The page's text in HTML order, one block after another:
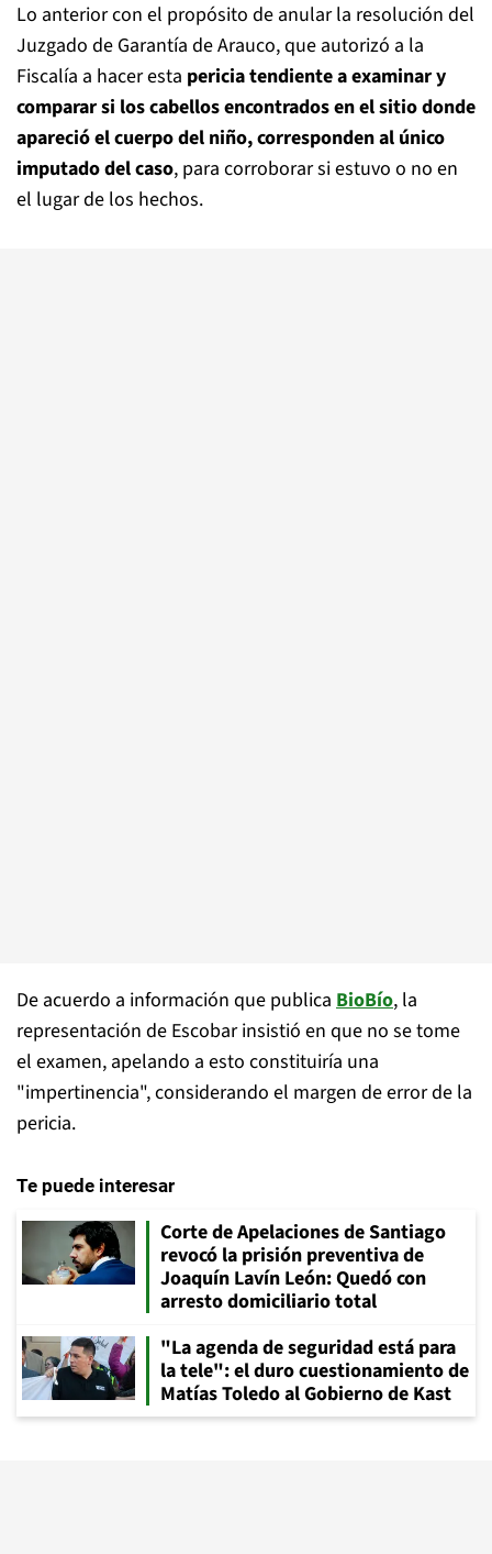
Lo anterior con el propósito de anular la resolución del
Juzgado de Garantía de Arauco, que autorizó a la
Fiscalía a hacer esta pericia tendiente a examinar y
comparar si los cabellos encontrados en el sitio donde
apareció el cuerpo del niño, corresponden al único
imputado del caso, para corroborar si estuvo o no en
el lugar de los hechos.
De acuerdo a información que publica BioBío, la
representación de Escobar insistió en que no se tome
el examen, apelando a esto constituiría una
"impertinencia", considerando el margen de error de la
pericia.
Te puede interesar
Corte de Apelaciones de Santiago
revocó la prisión preventiva de
Joaquín Lavín León: Quedó con
arresto domiciliario total
"La agenda de seguridad está para
la tele": el duro cuestionamiento de
Matías Toledo al Gobierno de Kast